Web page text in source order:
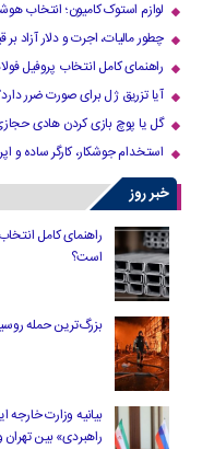
لوازم استوک کامیون؛ انتخاب
چطور مالیات، اجرت و دلار آزاد بر قیمت طلای ۲۴
راهنمای کامل انتخاب پروفیل
آیا تزریق ژل برای صورت ضرر
گل یا پوچ بازی کردن هادی
استخدام جوشکار، کارگر ساده و
خبر روز
راهنمای کامل
است؟
بزرگ‌ترین حمله
بیانیه وزارت خارجه
راهبردی» بین